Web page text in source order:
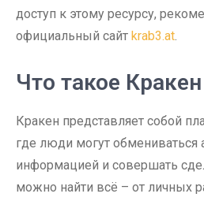
доступ к этому ресурсу,
официальный сайт krab3.at.
Что такое
Кракен представляет собой
где люди могут обмениваться
информацией и совершать
можно найти всё – от личных